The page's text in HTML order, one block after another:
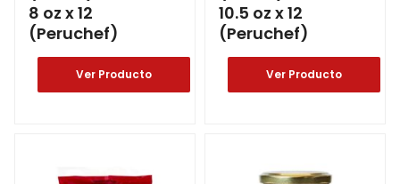
8 oz x 12
(Peruchef)
Ver Producto
10.5 oz x 12
(Peruchef)
Ver Producto